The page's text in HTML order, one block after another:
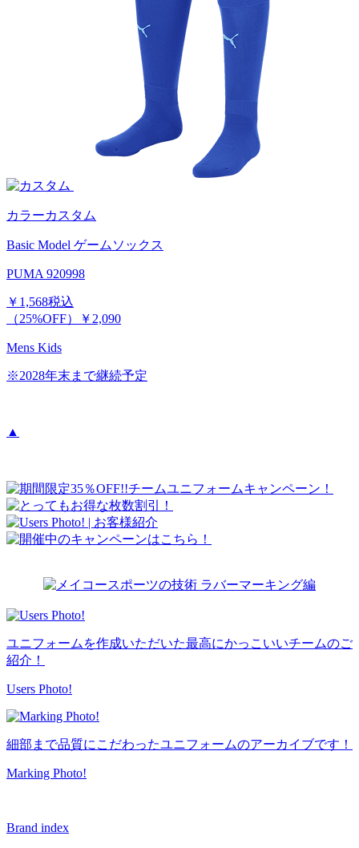
カラーカスタム
Basic Model ゲームソックス
PUMA 920998
￥1,568税込
（25%OFF）
￥2,090
Mens Kids
※2028年末まで継続予定
▲
ユニフォームを作成いただいた最高にかっこいいチームのご
紹介！
Users Photo!
細部まで品質にこだわったユニフォームのアーカイブです！
Marking Photo!
Brand index